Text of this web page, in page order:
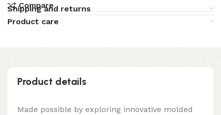
Compare
Shipping and returns
Product care
Product details
Made possible by exploring innovative molded